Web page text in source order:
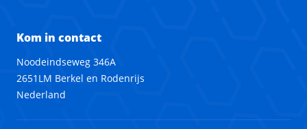
Kom in contact
Noodeindseweg 346A
2651LM Berkel en Rodenrijs
Nederland